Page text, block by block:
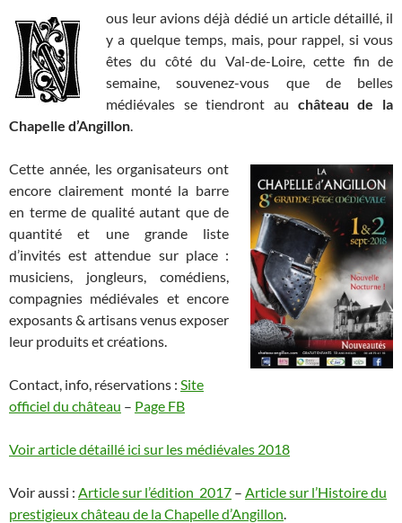
ous leur avions déjà dédié un article détaillé, il
y a quelque temps, mais, pour rappel, si vous
êtes du côté du Val-de-Loire, cette fin de
semaine, souvenez-vous que de belles
médiévales se tiendront au château de la
Chapelle d’Angillon.
Cette année, les organisateurs ont
encore clairement monté la barre
en terme de qualité autant que de
quantité et une grande liste
d’invités est attendue sur place :
musiciens, jongleurs, comédiens,
compagnies médiévales et encore
exposants & artisans venus exposer
leur produits et créations.
Contact, info, réservations : Site
officiel du château – Page FB
Voir article détaillé ici sur les médiévales 2018
Voir aussi : Article sur l’édition 2017 – Article sur l’Histoire du
prestigieux château de la Chapelle d’Angillon.